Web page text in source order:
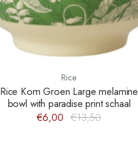
Rice
Rice Kom Groen Large melamine
bowl with paradise print schaal
€6,00 €13,50